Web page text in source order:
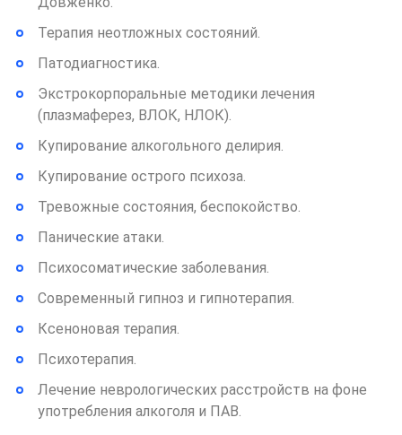
Терапия неотложных состояний.
Патодиагностика.
Экстрокорпоральные методики лечения
(плазмаферез, ВЛОК, НЛОК).
Купирование алкогольного делирия.
Купирование острого психоза.
Тревожные состояния, беспокойство.
Панические атаки.
Психосоматические заболевания.
Современный гипноз и гипнотерапия.
Ксеноновая терапия.
Психотерапия.
Лечение неврологических расстройств на фоне
употребления алкоголя и ПАВ.